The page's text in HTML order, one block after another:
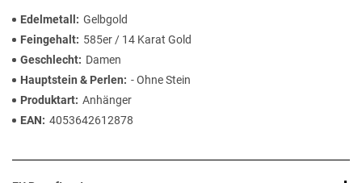
Edelmetall
Gelbgold
Feingehalt
585er / 14 Karat Gold
Geschlecht
Damen
Hauptstein & Perlen
- Ohne Stein
Produktart Anhänger
EAN
4053642612878